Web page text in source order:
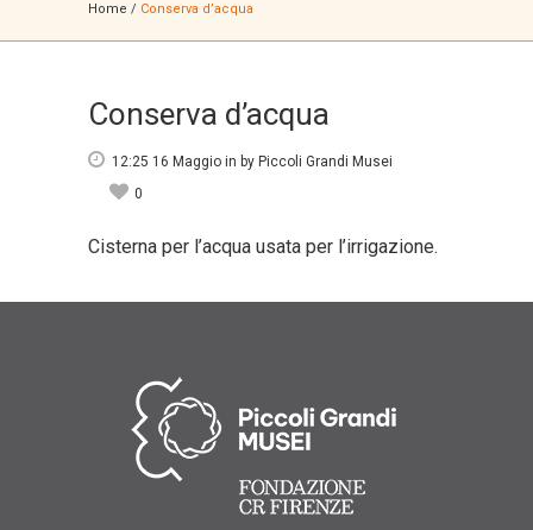
Home / Conserva d’acqua
Conserva d’acqua
12:25 16 Maggio in by Piccoli Grandi Musei
0
Cisterna per l’acqua usata per l’irrigazione.